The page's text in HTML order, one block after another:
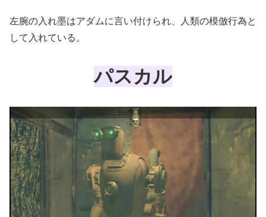
左腕の入れ墨はアダムに言い付けられ、人類の模倣行為と
して入れている。
パスカル